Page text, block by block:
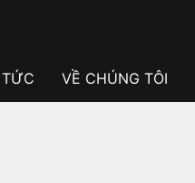
VỀ CHÚNG TÔI